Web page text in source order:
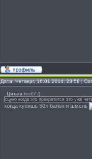
Дата: Четверг, 16.01.2014, 23:58 |
Цитата kve67 ()
сцуко когда это прекратится это уже
когда купишь 50л балон и шмель